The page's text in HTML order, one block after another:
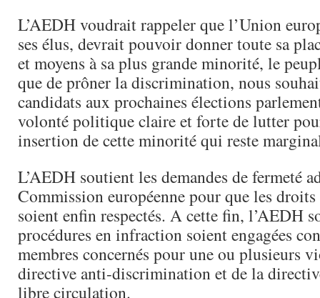
L’AEDH voudrait rappeler que l’Union
ses élus, devrait pouvoir donner toute sa
et moyens à sa plus grande minorité, le
que de prôner la discrimination, nous
candidats aux prochaines élections
volonté politique claire et forte de lutter
insertion de cette minorité qui reste
L’AEDH soutient les demandes de fermeté
Commission européenne pour que les
soient enfin respectés. A cette fin, l’AEDH
procédures en infraction soient engagées
membres concernés pour une ou plusieurs
directive anti-discrimination et de la
libre circulation.